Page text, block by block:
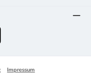
Impressum